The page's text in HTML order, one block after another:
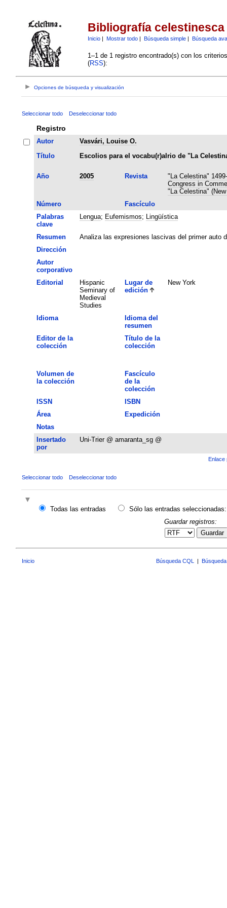
Bibliografía celestinesca
Inicio| Mostrar todo| Búsqueda simple| Búsqueda
1–1 de 1 registro encontrado(s) con los
(RSS):
Opciones de búsqueda y visualización
Seleccionar todo Deseleccionar todo
Registro
Autor
Vasvári, Louise O.
Título
Escolios para el vocabu(r)alrio de "La
Año 2005 Revista
"La Celestina"
Congress in
"La Celestina"
Número
Fascículo
Palabras
clave
Lengua; Eufemismos; Lingüística
Resumen
Analiza las expresiones lascivas del primer auto
Dirección
Autor
corporativo
Editorial
Hispanic
Seminary of
Medieval
Studies
Lugar de
edición
New York
Idioma
Idioma del
resumen
Editor de la
colección
Título de la
colección
Volumen de
la colección
Fascículo
de la
colección
ISSN
ISBN
Área
Expedición
Notas
Insertado
por
Uni-Trier @ amaranta_sg @
Enlace
Seleccionar todo Deseleccionar todo
Todas las entradas
Sólo las entradas seleccionadas:
Guardar registros:
Guardar
Inicio Búsqueda CQL